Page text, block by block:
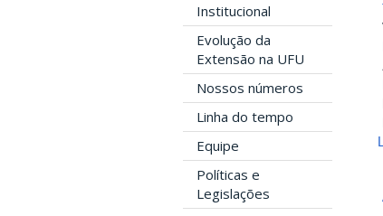
Institucional
Evolução da
Extensão na UFU
Nossos números
Linha do tempo
Equipe
Políticas e
Legislações